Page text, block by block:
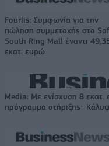
Fourlis: Συμφωνία για την
πώληση συμμετοχής στο
South Ring Mall έναντι
εκατ. ευρώ
Media: Με ενίσχυση 8 εκατ.
πρόγραμμα στήριξης-